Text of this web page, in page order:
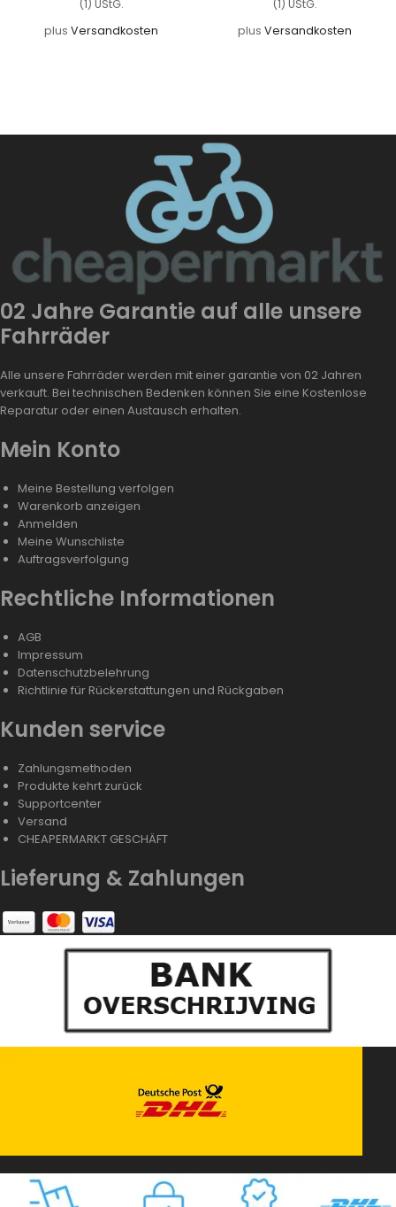
(1) UStG.
plus Versandkosten
(1) UStG.
plus Versandkosten
02 Jahre Garantie auf alle unsere
Fahrräder
Alle unsere Fahrräder werden mit einer garantie von 02 Jahren
verkauft. Bei technischen Bedenken können Sie eine Kostenlose
Reparatur oder einen Austausch erhalten.
Mein Konto
Meine Bestellung verfolgen
Warenkorb anzeigen
Anmelden
Meine Wunschliste
Auftragsverfolgung
Rechtliche Informationen
AGB
Impressum
Datenschutzbelehrung
Richtlinie für Rückerstattungen und Rückgaben
Kunden service
Zahlungsmethoden
Produkte kehrt zurück
Supportcenter
Versand
CHEAPERMARKT GESCHÄFT
Lieferung & Zahlungen